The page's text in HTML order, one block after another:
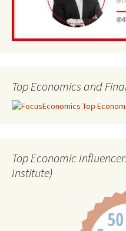
Top Economics and
Top Economic
Institute)